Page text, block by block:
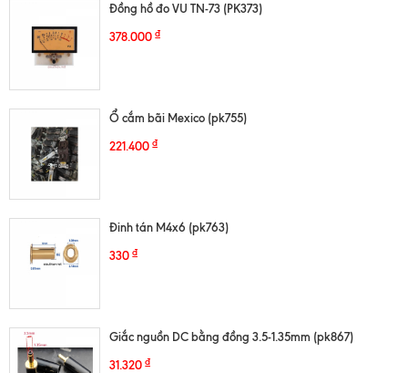
Đồng hồ đo VU TN-73 (PK373)
378.000 ₫
Ổ cắm bãi Mexico (pk755)
221.400 ₫
Đinh tán M4x6 (pk763)
330 ₫
Giắc nguồn DC bằng đồng 3.5-1.35mm (pk867)
31.320 ₫